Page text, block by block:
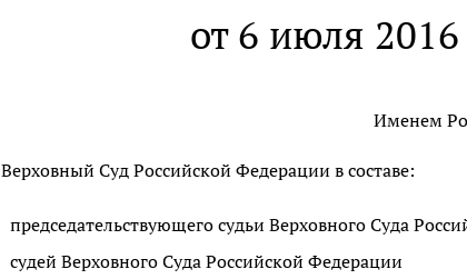
от 6 июля
Именем
Верховный Суд Российской Федерации в составе:
председательствующего судьи Верховного Суда
судей Верховного Суда Российской Федерации